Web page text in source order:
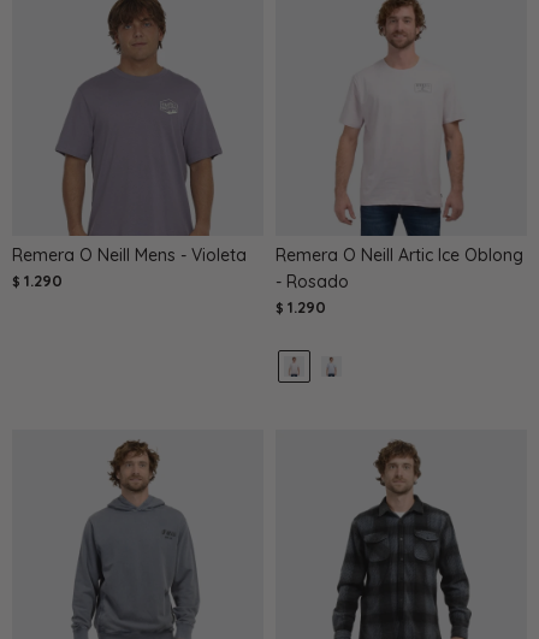
Remera O Neill Mens - Violeta
$ 1.290
Remera O Neill Artic Ice Oblong
- Rosado
$ 1.290